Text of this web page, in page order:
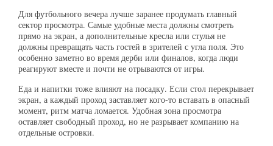
Для футбольного вечера лучше заранее продумать главный
сектор просмотра. Самые удобные места должны смотреть
прямо на экран, а дополнительные кресла или стулья не
должны превращать часть гостей в зрителей с угла поля. Это
особенно заметно во время дерби или финалов, когда люди
реагируют вместе и почти не отрываются от игры.
Еда и напитки тоже влияют на посадку. Если стол перекрывает
экран, а каждый проход заставляет кого-то вставать в опасный
момент, ритм матча ломается. Удобная зона просмотра
оставляет свободный проход, но не разрывает компанию на
отдельные островки.